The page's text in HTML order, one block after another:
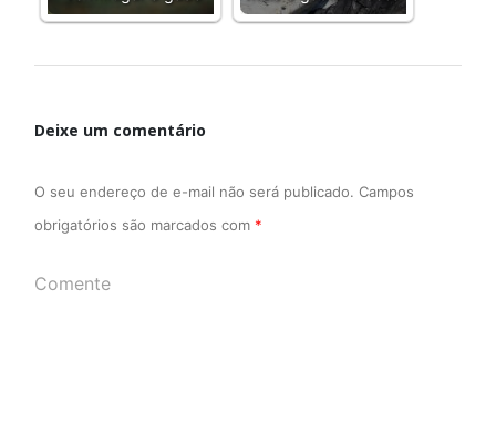
Deixe um comentário
O seu endereço de e-mail não será publicado. Campos
obrigatórios são marcados com *